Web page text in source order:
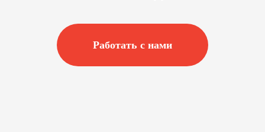
Работать с нами